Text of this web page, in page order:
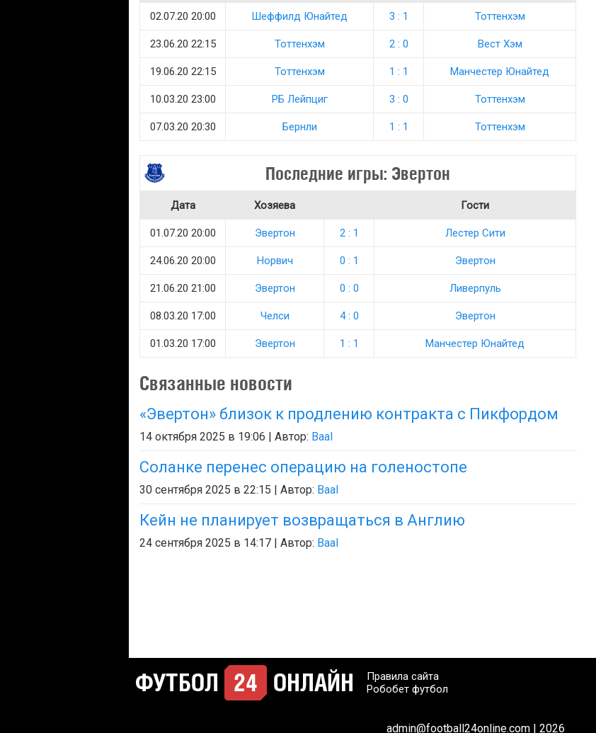
02.07.20 20:00 Шеффилд Юнайтед 3 : 1 Тоттенхэм
23.06.20 22:15 Тоттенхэм 2 : 0 Вест Хэм
19.06.20 22:15 Тоттенхэм 1 : 1 Манчестер Юнайтед
10.03.20 23:00 РБ Лейпциг 3 : 0 Тоттенхэм
07.03.20 20:30 Бернли 1 : 1 Тоттенхэм
Последние игры: Эвертон
Дата Хозяева Гости
01.07.20 20:00 Эвертон 2 : 1 Лестер Сити
24.06.20 20:00 Норвич 0 : 1 Эвертон
21.06.20 21:00 Эвертон 0 : 0 Ливерпуль
08.03.20 17:00 Челси 4 : 0 Эвертон
01.03.20 17:00 Эвертон 1 : 1 Манчестер Юнайтед
Связанные новости
«Эвертон» близок к продлению контракта с Пикфордом
14 октября 2025 в 19:06 | Автор: Baal
Соланке перенес операцию на голеностопе
30 сентября 2025 в 22:15 | Автор: Baal
Кейн не планирует возвращаться в Англию
24 сентября 2025 в 14:17 | Автор: Baal
Правила сайта
Робобет футбол
admin@football24online.com | 2026